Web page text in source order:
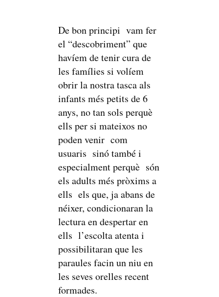
De bon principi vam fer
el “descobriment” que
havíem de tenir cura de
les famílies si volíem
obrir la nostra tasca als
infants més petits de 6
anys, no tan sols perquè
ells per si mateixos no
poden venir com
usuaris sinó també i
especialment perquè són
els adults més pròxims a
ells els que, ja abans de
néixer, condicionaran la
lectura en despertar en
ells l’escolta atenta i
possibilitaran que les
paraules facin un niu en
les seves orelles recent
formades.